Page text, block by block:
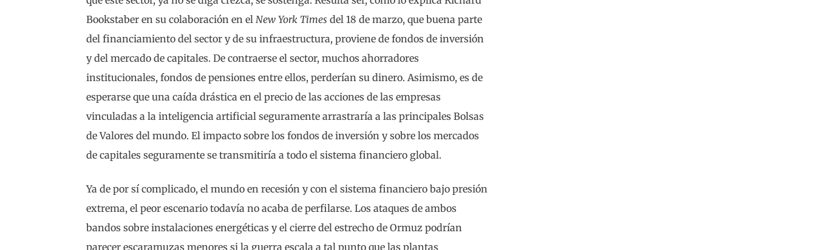
Bookstaber en su colaboración en el New York Times del 18 de marzo, que buena parte
del financiamiento del sector y de su infraestructura, proviene de fondos de inversión
y del mercado de capitales. De contraerse el sector, muchos ahorradores
institucionales, fondos de pensiones entre ellos, perderían su dinero. Asimismo, es de
esperarse que una caída drástica en el precio de las acciones de las empresas
vinculadas a la inteligencia artificial seguramente arrastraría a las principales Bolsas
de Valores del mundo. El impacto sobre los fondos de inversión y sobre los mercados
de capitales seguramente se transmitiría a todo el sistema financiero global.
Ya de por sí complicado, el mundo en recesión y con el sistema financiero bajo presión
extrema, el peor escenario todavía no acaba de perfilarse. Los ataques de ambos
bandos sobre instalaciones energéticas y el cierre del estrecho de Ormuz podrían
parecer escaramuzas menores si la guerra escala a tal punto que las plantas